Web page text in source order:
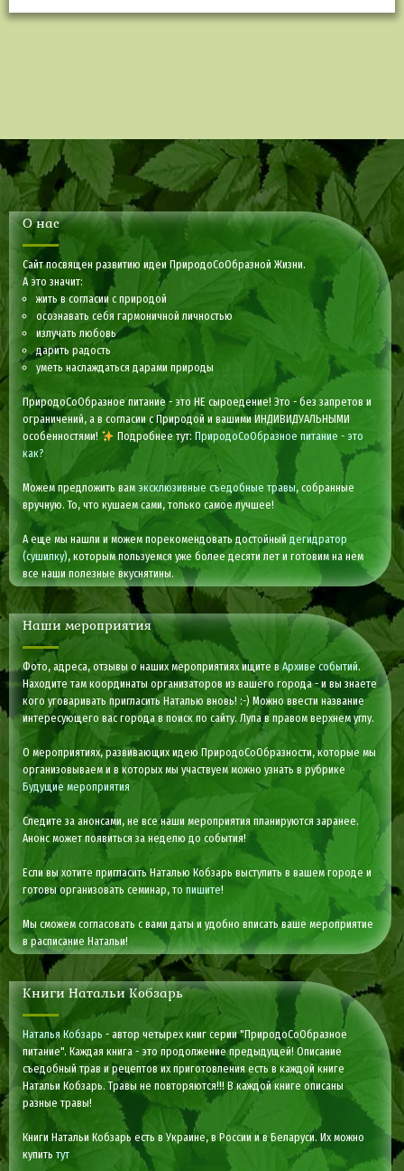
О нас
Сайт посвящен развитию идеи ПриродоСоОбразной Жизни.
А это значит:
жить в согласии с природой
осознавать себя гармоничной личностью
излучать любовь
дарить радость
уметь наслаждаться дарами природы
ПриродоСоОбразное питание - это НЕ сыроедение! Это - без запретов и
ограничений, а в согласии с Природой и вашими ИНДИВИДУАЛЬНЫМИ
особенностями!
Подробнее тут:ПриродоСоОбразное питание - это
как?
Можем предложить вам эксклюзивные съедобные травы, собранные
вручную. То, что кушаем сами, только самое лучшее!
А еще мы нашли и можем порекомендовать достойныйдегидратор
(сушилку), которым пользуемся уже более десяти лет и готовим на нем
все наши полезные вкуснятины.
Наши мероприятия
Фото, адреса, отзывы о наших мероприятиях ищите вАрхиве событий.
Находите там координаты организаторов из вашего города - и вы знаете
кого уговаривать пригласить Наталью вновь! :-) Можно ввести название
интересующего вас города в поиск по сайту. Лупа в правом верхнем углу.
О мероприятиях, развивающих идею ПриродоСоОбразности, которые мы
организовываем и в которых мы участвуем можно узнать в рубрике
Будущие мероприятия
Следите за анонсами, не все наши мероприятия планируются заранее.
Анонс может появиться за неделю до события!
Если вы хотите пригласить Наталью Кобзарь выступить в вашем городе и
готовы организовать семинар, топишите!
Мы сможем согласовать с вами даты и удобно вписать ваше мероприятие
в расписание Натальи!
Книги Натальи Кобзарь
Наталья Кобзарь - автор четырех книг серии "ПриродоСоОбразное
питание". Каждая книга - это продолжение предыдущей! Описание
съедобный трав и рецептов их приготовления есть в каждой книге
Натальи Кобзарь. Травы не повторяются!!! В каждой книге описаны
разные травы!
Книги Натальи Кобзарь есть в Украине, в России и в Беларуси. Их можно
купитьтут